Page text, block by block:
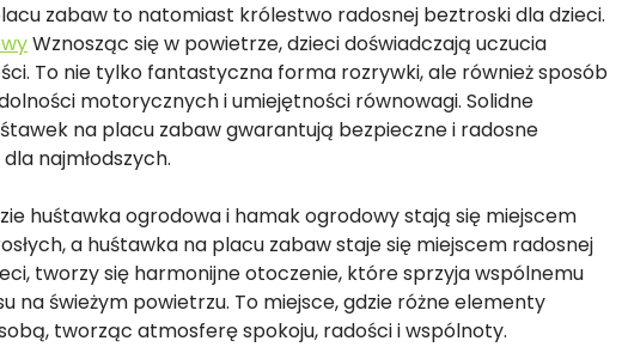
zabaw to natomiast królestwo radosnej beztroski dla dzieci.
Wznosząc się w powietrze, dzieci doświadczają uczucia
To nie tylko fantastyczna forma rozrywki, ale również sposób
motorycznych i umiejętności równowagi. Solidne
na placu zabaw gwarantują bezpieczne i radosne
najmłodszych.
huśtawka ogrodowa i hamak ogrodowy stają się miejscem
a huśtawka na placu zabaw staje się miejscem radosnej
tworzy się harmonijne otoczenie, które sprzyja wspólnemu
na świeżym powietrzu. To miejsce, gdzie różne elementy
tworząc atmosferę spokoju, radości i wspólnoty.